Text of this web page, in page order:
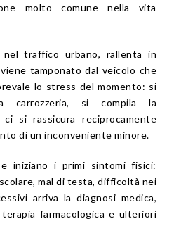
molto comune nella vita
traffico urbano, rallenta in
tamponato dal veicolo che
lo stress del momento: si
carrozzeria, si compila la
ci si rassicura reciprocamente
di un inconveniente minore.
iniziano i primi sintomi fisici:
mal di testa, difficoltà nei
arriva la diagnosi medica,
farmacologica e ulteriori